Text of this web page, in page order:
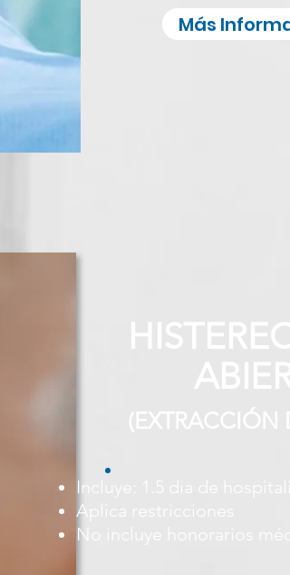
Más
Incluye: 1.5 dia de
Aplica restricciones
No incluye honorarios